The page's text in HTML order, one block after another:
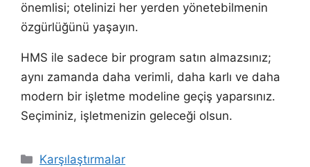
önemlisi; otelinizi her yerden yönetebilmenin
özgürlüğünü yaşayın.
HMS ile sadece bir program satın almazsınız;
aynı zamanda daha verimli, daha karlı ve daha
modern bir işletme modeline geçiş yaparsınız.
Seçiminiz, işletmenizin geleceği olsun.
Kategoriler
Karşılaştırmalar